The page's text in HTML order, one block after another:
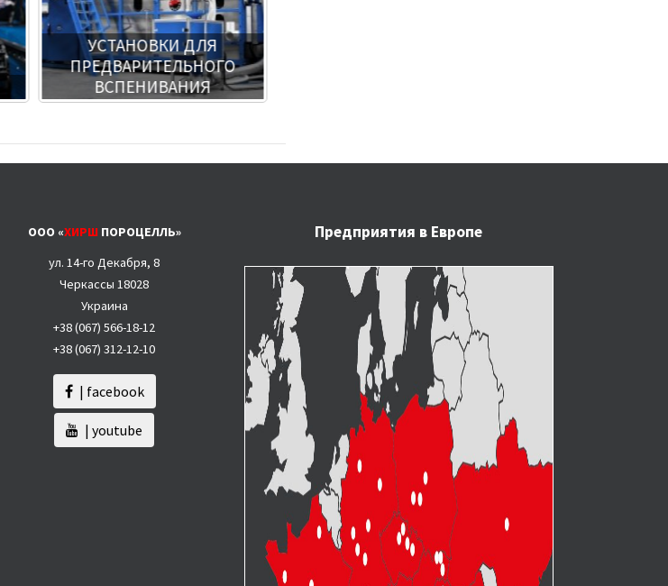
УСТАНОВКИ ДЛЯ
ПРЕДВАРИТЕЛЬНОГО
ВСПЕНИВАНИЯ
ООО «ХИРШПОРОЦЕЛЛЬ»
ул. 14-го Декабря, 8
Черкассы 18028
Украина
+38 (067)566-18-12
+38 (067) 312-12-10
| facebook
| youtube
Предприятия в Европе